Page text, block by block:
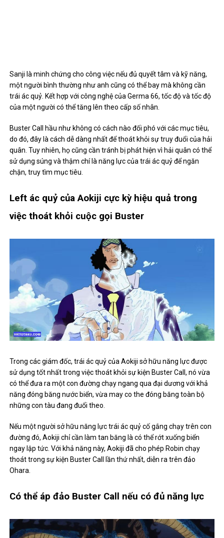
Sanji là minh chứng cho công việc nếu đủ quyết tâm và kỹ năng,
một người bình thường như anh cũng có thể bay mà không cần
trái ác quỷ. Kết hợp với công nghệ của Germa 66, tốc độ và tốc độ
của một người có thể tăng lên theo cấp số nhân.
Buster Call hầu như không có cách nào đối phó với các mục tiêu,
do đó, đây là cách dễ dàng nhất để thoát khỏi sự truy đuổi của hải
quân. Tuy nhiên, họ cũng cần tránh bị phát hiện vì hải quân có thể
sử dụng súng và thậm chí là năng lực của trái ác quỷ để ngăn
chặn, truy tìm mục tiêu.
Left ác quỷ của Aokiji cực kỳ hiệu quả trong
việc thoát khỏi cuộc gọi Buster
Trong các giám đốc, trái ác quỷ của Aokiji sở hữu năng lực được
sử dụng tốt nhất trong việc thoát khỏi sự kiện Buster Call, nó vừa
có thể đưa ra một con đường chạy ngang qua đại dương với khả
năng đóng băng nước biển, vừa may co the đóng băng toàn bộ
những con tàu đang đuổi theo.
Nếu một người sở hữu năng lực trái ác quỷ cố gắng chạy trên con
đường đó, Aokiji chỉ cần làm tan băng là có thể rớt xuống biển
ngay lập tức. Với khả năng này, Aokiji đã cho phép Robin chạy
thoát trong sự kiện Buster Call lần thứ nhất, diễn ra trên đảo
Ohara.
Có thể áp đảo Buster Call nếu có đủ năng lực